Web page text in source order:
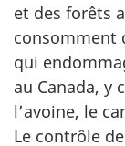
et des forêts
consomment
qui
au Canada, y
l’avoine, le
Le contrôle